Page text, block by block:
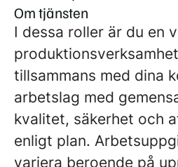
Om tjänsten
I dessa roller är du en
tillsammans med dina
arbetslag med
kvalitet, säkerhet och
enligt plan.
variera beroende på